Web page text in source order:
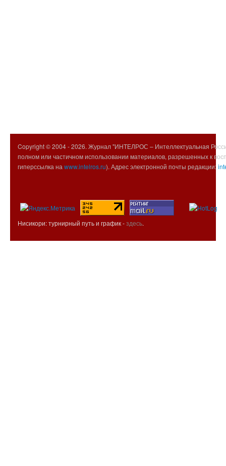
Copyright © 2004 -2026. Журнал "ИНТЕЛРОС – Интеллектуальная
полном или частичном использовании материалов, разрешенных к
гиперссылка на www.intelros.ru). Адрес электронной почты редакции:
Нисикори: турнирный путь и график -здесь.